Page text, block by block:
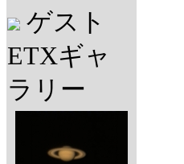
ゲスト
ETXギャ
ラリー